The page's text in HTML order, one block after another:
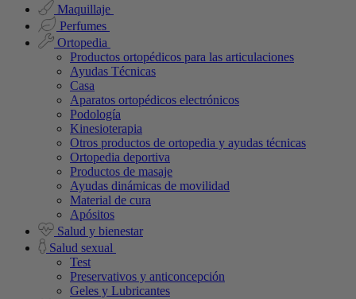
Maquillaje
Perfumes
Ortopedia
Productos ortopédicos para las articulaciones
Ayudas Técnicas
Casa
Aparatos ortopédicos electrónicos
Podología
Kinesioterapia
Otros productos de ortopedia y ayudas técnicas
Ortopedia deportiva
Productos de masaje
Ayudas dinámicas de movilidad
Material de cura
Apósitos
Salud y bienestar
Salud sexual
Test
Preservativos y anticoncepción
Geles y Lubricantes